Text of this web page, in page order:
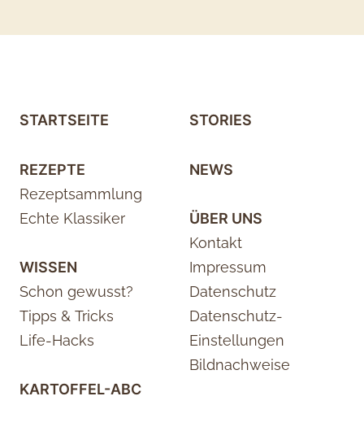
STARTSEITE
REZEPTE
Rezeptsammlung
Echte Klassiker
WISSEN
Schon gewusst?
Tipps & Tricks
Life-Hacks
KARTOFFEL-ABC
STORIES
NEWS
ÜBER UNS
Kontakt
Impressum
Datenschutz
Datenschutz-
Einstellungen
Bildnachweise